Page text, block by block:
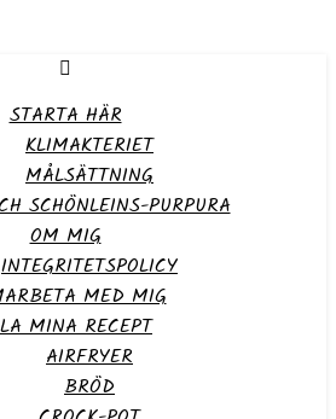
STARTA HÄR
KLIMAKTERIET
MÅLSÄTTNING
SCHÖNLEINS-PURPURA
OM MIG
INTEGRITETSPOLICY
MED MIG
MINA RECEPT
AIRFRYER
BRÖD